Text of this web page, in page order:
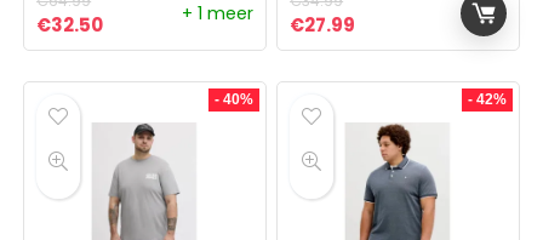
Oorspronkelijke prijs was: €64.99.
€32.50Huidige prijs is: €32.50.
+ 1 meer Oorspronkelijke prijs
€27.99 Huidige prijs is:
- 40% - 42%